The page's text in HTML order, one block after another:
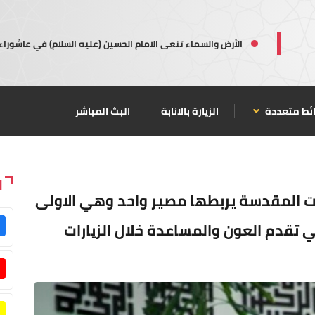
الأرض والسماء تنعى الامام الحسين (عليه السلام) في
متعددة الزيارة بالانابة البث المباشر
المقدسة يربطها مصير واحد وهي الاولى
العون والمساعدة خلال الزيارات